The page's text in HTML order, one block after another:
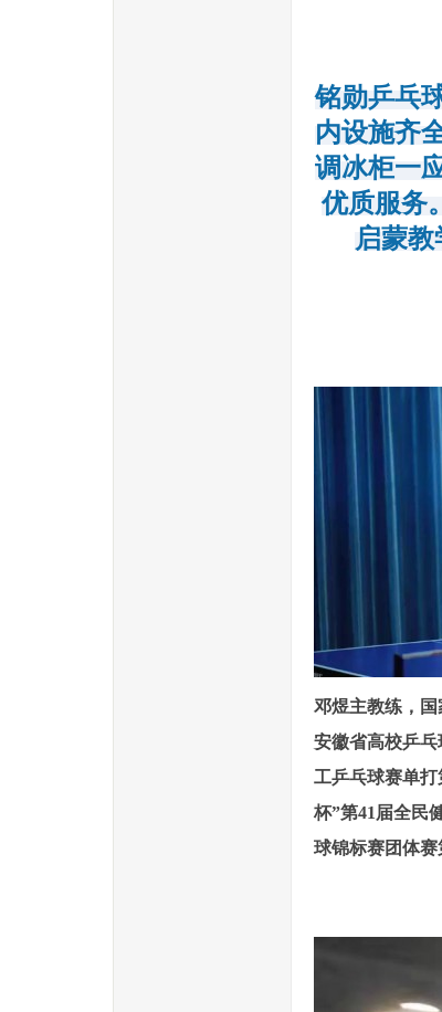
铭勋乒乓
内设施齐
调冰柜一
优质服务
启蒙
邓煜主教练，国
安徽省高校乒乓
工乒乓球赛单
杯”第41届全民
球锦标赛团体赛